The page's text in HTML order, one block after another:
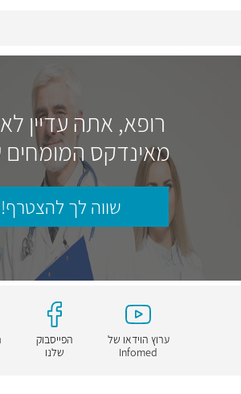
רופא, אתה עדיין
מאינדקס המומחים
שווה לך להצטרף!
ערוץ הוידאו של
Infomed
הפייסבוק
שלנו